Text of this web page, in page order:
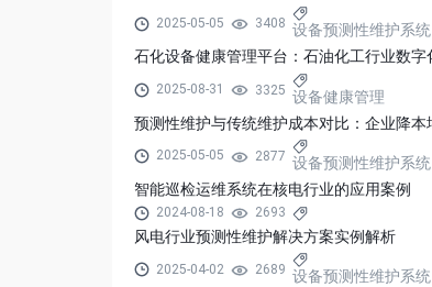
2025-05-05 3408 设备预测性维护系统
2025-08-31 3325 设备健康管理
2025-05-05 2877 设备预测性维护系统
智能巡检运维系统在核电行业的应用案例
2024-08-18 2693
风电行业预测性维护解决方案实例解析
2025-04-02 2689 设备预测性维护系统